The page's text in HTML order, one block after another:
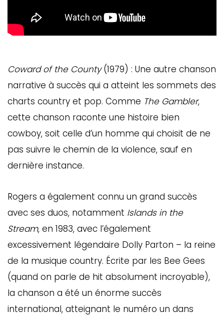
Coward of the County(1979) : Une autre chanson
narrative à succès qui a atteint les sommets des
charts country et pop. Comme The Gambler,
cette chanson raconte une histoire bien
cowboy, soit celle d’un homme qui choisit de ne
pas suivre le chemin de la violence, sauf en
dernière instance.
Rogers a également connu un grand succès
avec ses duos, notamment Islands in the
Stream, en 1983, avec l’également
excessivement légendaire Dolly Parton – la reine
de la musique country. Écrite par les Bee Gees
(quand on parle de hit absolument incroyable),
la chanson a été un énorme succès
international, atteignant le numéro un dans